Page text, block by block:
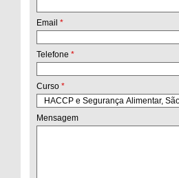
Email *
Telefone *
Curso *
Mensagem